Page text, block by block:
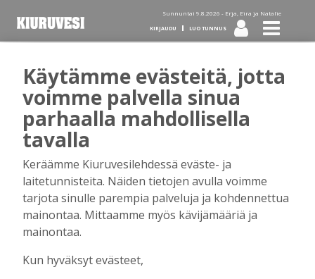
Sunnuntai 9.8.2026 - Erja, Eira ja Natalie
KIRJAUDU LUO TUNNUS
Tilaa Kiuruvesi-lehti diginä
tai kotiinkannettuna!
Kirjaudu
Sähköposti
Käytämme evästeitä, jotta
voimme palvella sinua
parhaalla mahdollisella
tavalla
Keräämme Kiuruvesilehdessä eväste- ja
laitetunnisteita. Näiden tietojen avulla voimme
tarjota sinulle parempia palveluja ja kohdennettua
mainontaa. Mittaamme myös kävijämääriä ja
mainontaa.
Kun hyväksyt evästeet,